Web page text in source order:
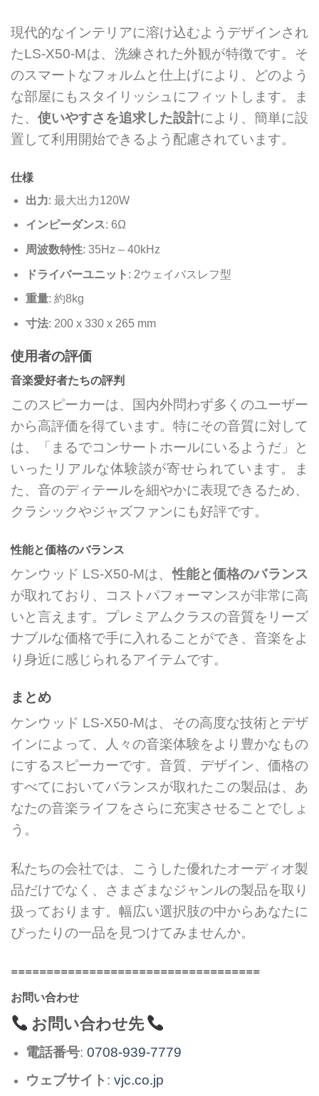
現代的なインテリアに溶け込むようデザインされ
たLS-X50-Mは、洗練された外観が特徴です。そ
のスマートなフォルムと仕上げにより、どのよう
な部屋にもスタイリッシュにフィットします。ま
た、 使いやすさを追求した設計により、簡単に設
置して利用開始できるよう配慮されています。
仕様
出力: 最大出力120W
インピーダンス: 6Ω
周波数特性: 35Hz – 40kHz
ドライバーユニット : 2ウェイバスレフ型
重量: 約8kg
寸法: 200 x 330 x 265 mm
使用者の評価
音楽愛好者たちの評判
このスピーカーは、国内外問わず多くのユーザー
から高評価を得ています。特にその音質に対して
は、「まるでコンサートホールにいるようだ」と
いったリアルな体験談が寄せられています。ま
た、音のディテールを細やかに表現できるため、
クラシックやジャズファンにも好評です。
性能と価格のバランス
ケンウッド LS-X50-Mは、性能と価格のバランス
が取れており、コストパフォーマンスが非常に高
いと言えます。プレミアムクラスの音質をリーズ
ナブルな価格で手に入れることができ、音楽をよ
り身近に感じられるアイテムです。
まとめ
ケンウッド LS-X50-Mは、その高度な技術とデザ
インによって、人々の音楽体験をより豊かなもの
にするスピーカーです。音質、デザイン、価格の
すべてにおいてバランスが取れたこの製品は、あ
なたの音楽ライフをさらに充実させることでしょ
う。
私たちの会社では、こうした優れたオーディオ製
品だけでなく、さまざまなジャンルの製品を取り
扱っております。幅広い選択肢の中からあなたに
ぴったりの一品を見つけてみませんか。
===================================
お問い合わせ
お問い合わせ先
電話番号: 0708-939-7779
ウェブサイト: vjc.co.jp